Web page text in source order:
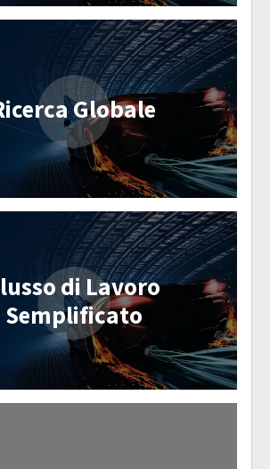
Globale
di Lavoro
Semplificato